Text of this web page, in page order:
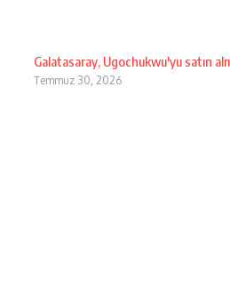
Galatasaray, Ugochukwu'yu satın
Temmuz 30, 2026